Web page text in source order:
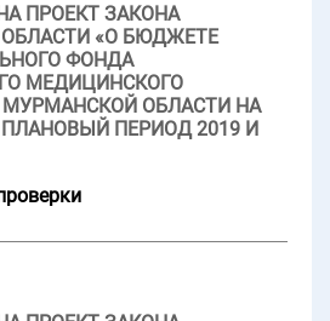
ПРОЕКТ ЗАКОНА
«О БЮДЖЕТЕ
ФОНДА
МЕДИЦИНСКОГО
МУРМАНСКОЙ ОБЛАСТИ НА
ПЛАНОВЫЙ ПЕРИОД 2019 И